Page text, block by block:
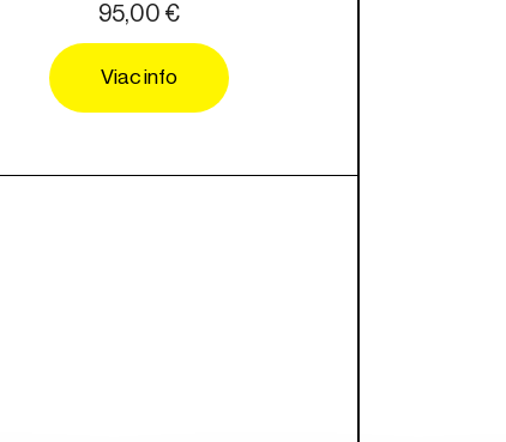
95,00 €
Viac info